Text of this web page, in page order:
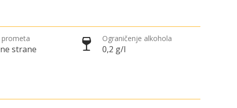
prometa
strane
Ograničenje alkohola
0,2 g/l